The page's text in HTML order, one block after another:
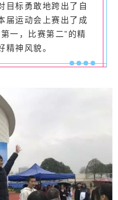
目标勇敢地跨出了自
届运动会上赛出了成
一，比赛第二”的精
精神风貌。